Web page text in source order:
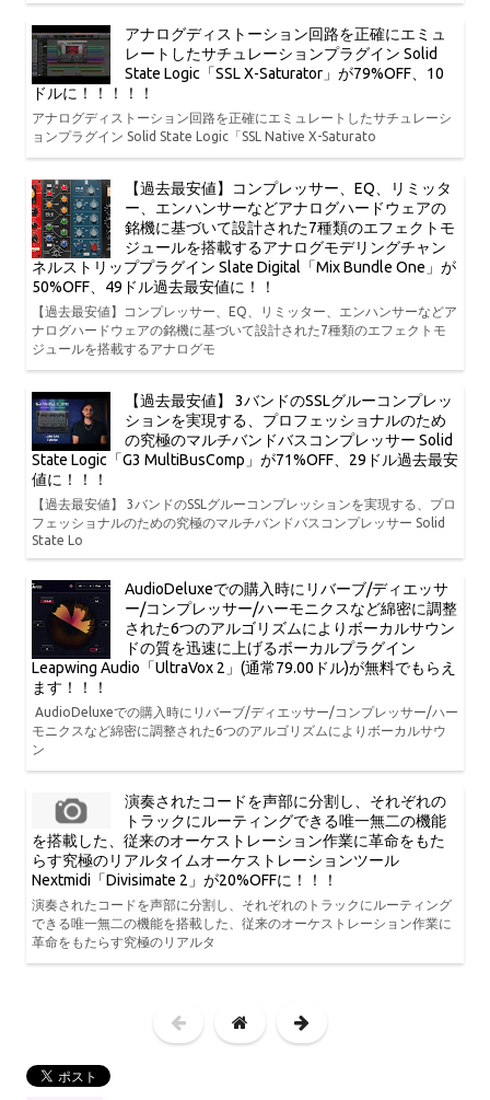
アナログディストーション回路を正確にエミュ
レートしたサチュレーションプラグイン Solid
State Logic「SSL X-Saturator」が79%OFF、10
ドルに！！！！！
アナログディストーション回路を正確にエミュレートしたサチュレーシ
ョンプラグイン Solid State Logic「SSL Native X-Saturato
【過去最安値】コンプレッサー、EQ、リミッタ
ー、エンハンサーなどアナログハードウェアの
銘機に基づいて設計された7種類のエフェクトモ
ジュールを搭載するアナログモデリングチャン
ネルストリッププラグイン Slate Digital「Mix Bundle One」が
50%OFF、49ドル過去最安値に！！
【過去最安値】コンプレッサー、EQ、リミッター、エンハンサーなどア
ナログハードウェアの銘機に基づいて設計された7種類のエフェクトモ
ジュールを搭載するアナログモ
【過去最安値】 3バンドのSSLグルーコンプレッ
ションを実現する、プロフェッショナルのため
の究極のマルチバンドバスコンプレッサー Solid
State Logic「G3 MultiBusComp」が71%OFF、29ドル過去最安
値に！！！
【過去最安値】 3バンドのSSLグルーコンプレッションを実現する、プロ
フェッショナルのための究極のマルチバンドバスコンプレッサー Solid
State Lo
AudioDeluxeでの購入時にリバーブ/ディエッサ
ー/コンプレッサー/ハーモニクスなど綿密に調整
された6つのアルゴリズムによりボーカルサウン
ドの質を迅速に上げるボーカルプラグイン
Leapwing Audio「UltraVox 2」(通常79.00ドル)が無料でもらえ
ます！！！
AudioDeluxeでの購入時にリバーブ/ディエッサー/コンプレッサー/ハー
モニクスなど綿密に調整された6つのアルゴリズムによりボーカルサウ
ン
演奏されたコードを声部に分割し、それぞれの
トラックにルーティングできる唯一無二の機能
を搭載した、従来のオーケストレーション作業に革命をもた
らす究極のリアルタイムオーケストレーションツール
Nextmidi「Divisimate 2」が20%OFFに！！！
演奏されたコードを声部に分割し、それぞれのトラックにルーティング
できる唯一無二の機能を搭載した、従来のオーケストレーション作業に
革命をもたらす究極のリアルタ